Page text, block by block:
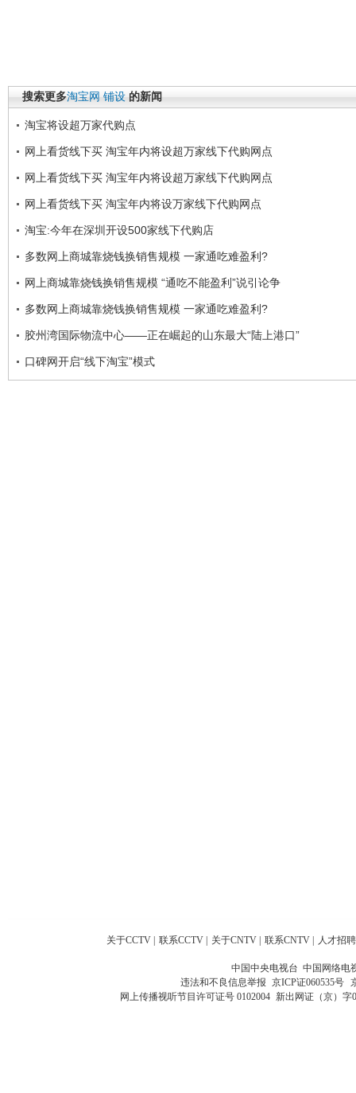
搜索更多淘宝网 铺设 的新闻
淘宝将设超万家代购点
网上看货线下买 淘宝年内将设超万家线下代购网点
网上看货线下买 淘宝年内将设超万家线下代购网点
网上看货线下买 淘宝年内将设万家线下代购网点
淘宝:今年在深圳开设500家线下代购店
多数网上商城靠烧钱换销售规模 一家通吃难盈利?
网上商城靠烧钱换销售规模 “通吃不能盈利”说引论争
多数网上商城靠烧钱换销售规模 一家通吃难盈利?
胶州湾国际物流中心――正在崛起的山东最大“陆上港口”
口碑网开启“线下淘宝”模式
关于CCTV 联系CCTV 关于CNTV 联系CNTV 人才招聘
中国中央电视台 中国网络电
违法和不良信息举报 京ICP证060535号
网上传播视听节目许可证号 0102004 新出网证（京）